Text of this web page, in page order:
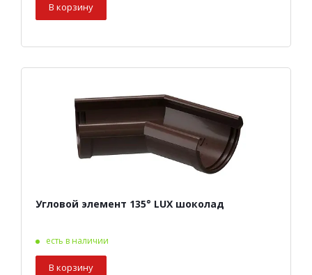
В корзину
Угловой элемент 135° LUX шоколад
есть в наличии
В корзину